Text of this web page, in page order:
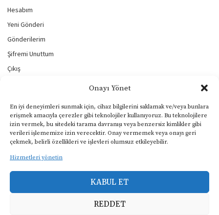
Onayı Yönet
En iyi deneyimleri sunmak için, cihaz bilgilerini saklamak ve/veya bunlara
erişmek amacıyla çerezler gibi teknolojiler kullanıyoruz. Bu teknolojilere
izin vermek, bu sitedeki tarama davranışı veya benzersiz kimlikler gibi
verileri işlememize izin verecektir. Onay vermemek veya onayı geri
çekmek, belirli özellikleri ve işlevleri olumsuz etkileyebilir.
Hizmetleri yönetin
KABUL ET
REDDET
Hesabım
Yeni Gönderi
Gönderilerim
Şifremi Unuttum
Çıkış
KULLANIM ŞARTLARI
Gizlilik ve Çerezler Politikası
Yasal Uyarı